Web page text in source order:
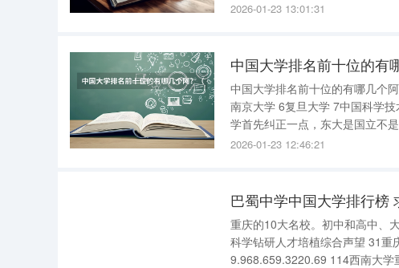
2026-01-23 13:01:31
中国大学排名前十位的有
中国大学排名前十位的有哪几个阿？排名校名 1清华大
南京大学 6复旦大学 7中国科学技术大学 8华中科技大学 9武汉大学 10西安交通大学 日本最好的大
学首先纠正一点，东大是国立不
和大阪大学早大是私立里最好的
2026-01-23 12:46:21
巴蜀中学中国大学排行榜
重庆的10大名校。初中和高中、
科学钻研人才培植综合声望 31
9.968.659.3220.69 114西南大